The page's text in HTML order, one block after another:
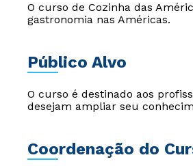
O curso de Cozinha das
gastronomia nas Américas.
Público Alvo
O curso é destinado aos
desejam ampliar seu
Coordenação do